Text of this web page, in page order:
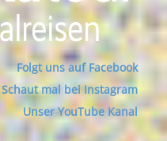
Folgt uns auf Facebook
Schaut mal bei Instagram
Unser YouTube Kanal